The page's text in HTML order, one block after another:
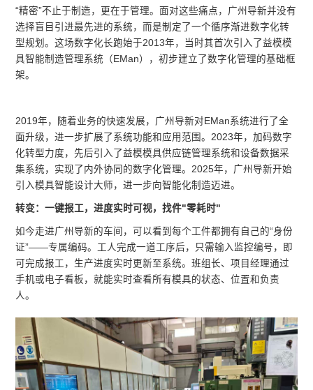
“精密”不止于制造，更在于管理。面对这些痛点，广州导新并没有
选择盲目引进最先进的系统，而是制定了一个循序渐进数字化转
型规划。这场数字化长跑始于2013年，当时其首次引入了益模模
具智能制造管理系统（EMan），初步建立了数字化管理的基础框
架。
2019年，随着业务的快速发展，广州导新对EMan系统进行了全
面升级，进一步扩展了系统功能和应用范围。2023年，加码数字
化转型力度，先后引入了益模模具供应链管理系统和设备数据采
集系统，实现了内外协同的数字化管理。2025年，广州导新开始
引入模具智能设计大师，进一步向智能化制造迈进。
转变：一键报工，进度实时可视，找件"零耗时"
如今走进广州导新的车间，可以看到每个工件都拥有自己的“身份
证”——专属编码。工人完成一道工序后，只需输入监控编号，即
可完成报工，生产进度实时更新至系统。班组长、项目经理通过
手机或电子看板，就能实时查看所有模具的状态、位置和负责
人。